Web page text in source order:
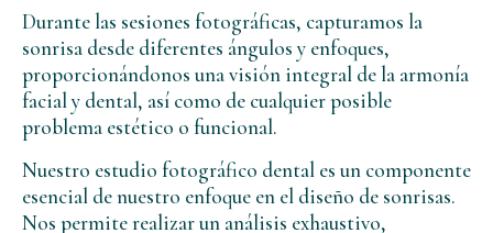
Durante las sesiones fotográficas, capturamos la
sonrisa desde diferentes ángulos y enfoques,
proporcionándonos una visión integral de la armonía
facial y dental, así como de cualquier posible
problema estético o funcional.
Nuestro estudio fotográfico dental es un componente
esencial de nuestro enfoque en el diseño de sonrisas.
Nos permite realizar un análisis exhaustivo,